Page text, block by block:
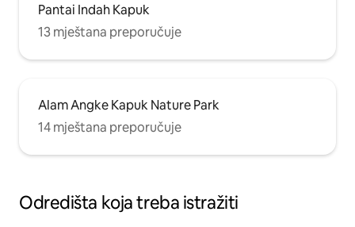
Pantai Indah Kapuk
13 mještana preporučuje
Alam Angke Kapuk Nature Park
14 mještana preporučuje
Odredišta koja treba istražiti